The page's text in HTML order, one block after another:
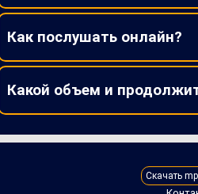
Как послушать онлайн?
Какой объем и
Скачать